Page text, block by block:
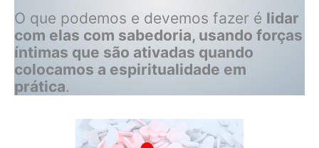
O que podemos e devemos fazer é lidar
com elas com sabedoria, usando forças
íntimas que são ativadas quando
colocamos a espiritualidade em
prática.